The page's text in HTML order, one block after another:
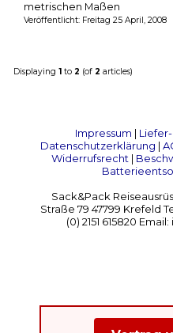
metrischen Maßen
Veröffentlicht: Freitag 25 April, 2008
Displaying 1 to 2 (of 2 articles)
Impressum |
Datenschutzerklärung |
Widerrufsrecht|
Sack&Pack
Straße 79 47799 Krefeld
(0) 2151 615820